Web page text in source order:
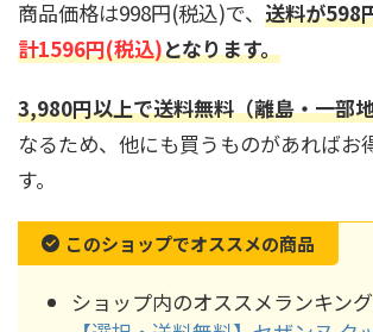
商品価格は998円(税込)で、 送料が598
計1596円(税込)となります。
3,980円以上で送料無料（離島・一部
なるため、他にも買うものがあればお
す。
このショップでオススメの商品
ショップ内のオススメランキング